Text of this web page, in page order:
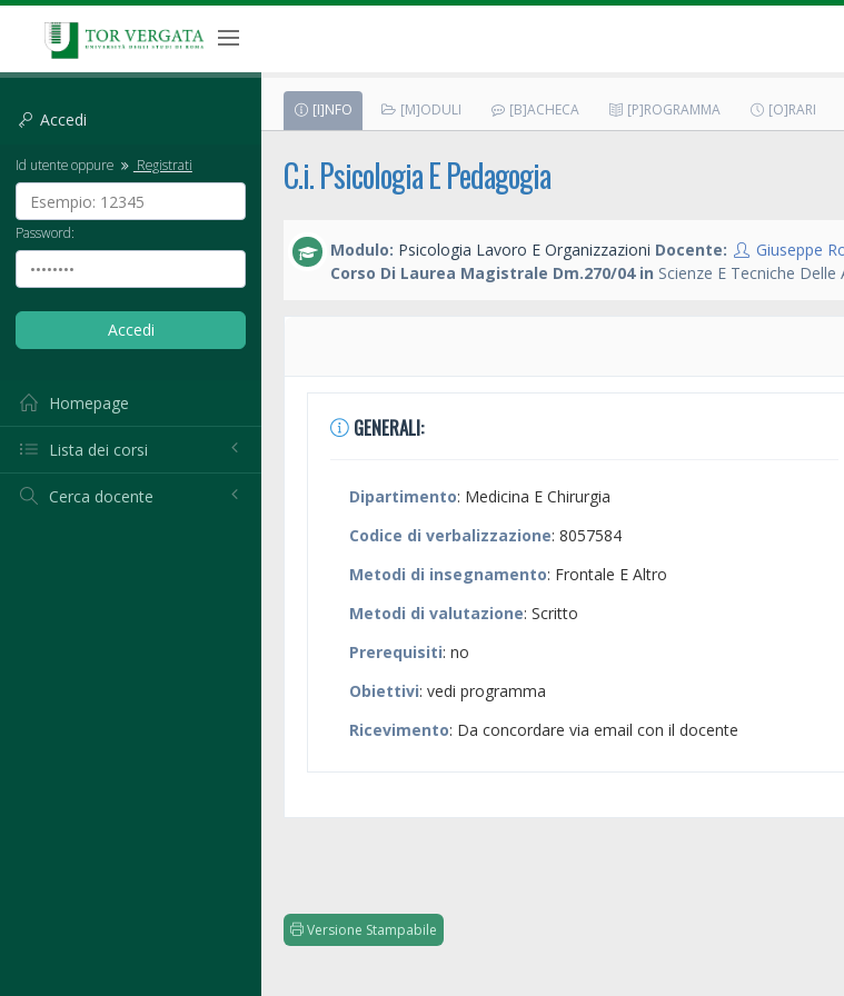
Accedi
Id utente oppure Registrati
Password:
Homepage
Lista dei corsi
Cerca docente
[I]NFO [M]ODULI [B]ACHECA [P]ROGRAMMA [O]RARI
C.i. Psicologia E Pedagogia
Modulo: Psicologia Lavoro E Organizzazioni Docente: Giuseppe
Corso Di Laurea Magistrale Dm.270/04 in Scienze E Tecniche
GENERALI:
Dipartimento: Medicina E Chirurgia
Codice di verbalizzazione: 8057584
Metodi di insegnamento: Frontale E Altro
Metodi di valutazione: Scritto
Prerequisiti: no
Obiettivi: vedi programma
Ricevimento: Da concordare via email con il docente
Versione Stampabile